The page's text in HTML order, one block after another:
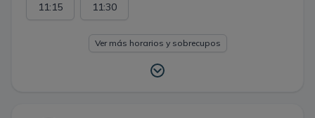
11:15 11:30
Ver más horarios y sobrecupos